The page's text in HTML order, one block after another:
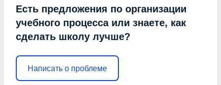
Есть предложения по организации
учебного процесса или знаете, как
сделать школу лучше?
Написать о проблеме